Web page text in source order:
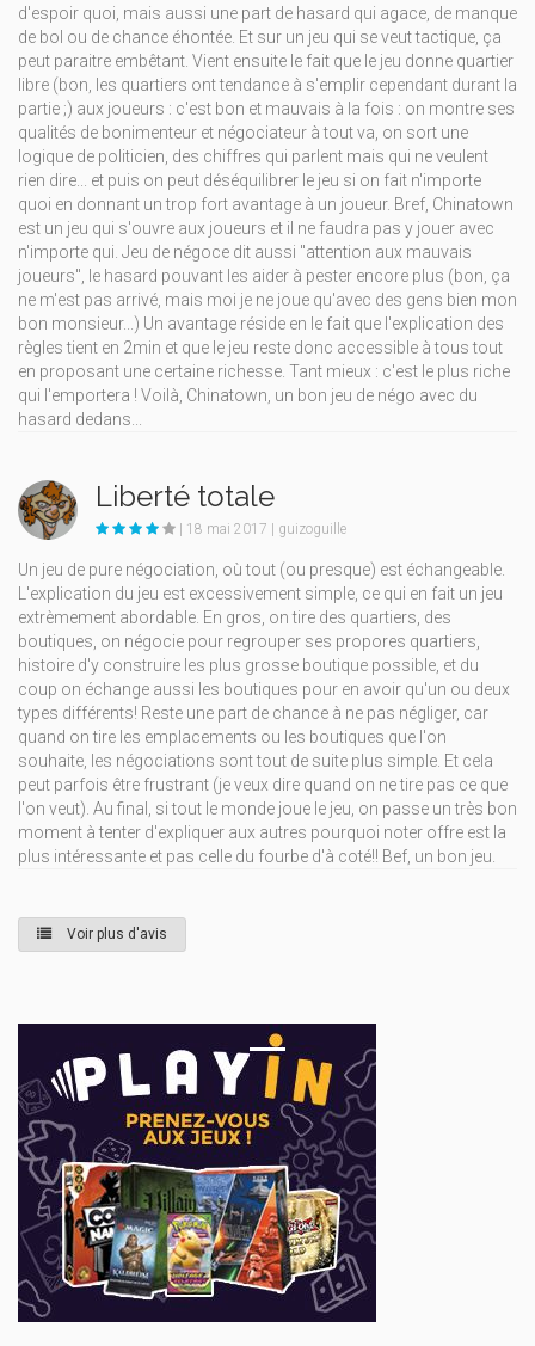
d'espoir quoi, mais aussi une part de hasard qui agace, de manque
de bol ou de chance éhontée. Et sur un jeu qui se veut tactique, ça
peut paraitre embêtant. Vient ensuite le fait que le jeu donne quartier
libre (bon, les quartiers ont tendance à s'emplir cependant durant la
partie ;) aux joueurs : c'est bon et mauvais à la fois : on montre ses
qualités de bonimenteur et négociateur à tout va, on sort une
logique de politicien, des chiffres qui parlent mais qui ne veulent
rien dire... et puis on peut déséquilibrer le jeu si on fait n'importe
quoi en donnant un trop fort avantage à un joueur. Bref, Chinatown
est un jeu qui s'ouvre aux joueurs et il ne faudra pas y jouer avec
n'importe qui. Jeu de négoce dit aussi "attention aux mauvais
joueurs", le hasard pouvant les aider à pester encore plus (bon, ça
ne m'est pas arrivé, mais moi je ne joue qu'avec des gens bien mon
bon monsieur...) Un avantage réside en le fait que l'explication des
règles tient en 2min et que le jeu reste donc accessible à tous tout
en proposant une certaine richesse. Tant mieux : c'est le plus riche
qui l'emportera ! Voilà, Chinatown, un bon jeu de négo avec du
hasard dedans...
Liberté totale
| 18 mai 2017 | guizoguille
Un jeu de pure négociation, où tout (ou presque) est échangeable.
L'explication du jeu est excessivement simple, ce qui en fait un jeu
extrèmement abordable. En gros, on tire des quartiers, des
boutiques, on négocie pour regrouper ses propores quartiers,
histoire d'y construire les plus grosse boutique possible, et du
coup on échange aussi les boutiques pour en avoir qu'un ou deux
types différents! Reste une part de chance à ne pas négliger, car
quand on tire les emplacements ou les boutiques que l'on
souhaite, les négociations sont tout de suite plus simple. Et cela
peut parfois être frustrant (je veux dire quand on ne tire pas ce que
l'on veut). Au final, si tout le monde joue le jeu, on passe un très bon
moment à tenter d'expliquer aux autres pourquoi noter offre est la
plus intéressante et pas celle du fourbe d'à coté!! Bef, un bon jeu.
Voir plus d'avis